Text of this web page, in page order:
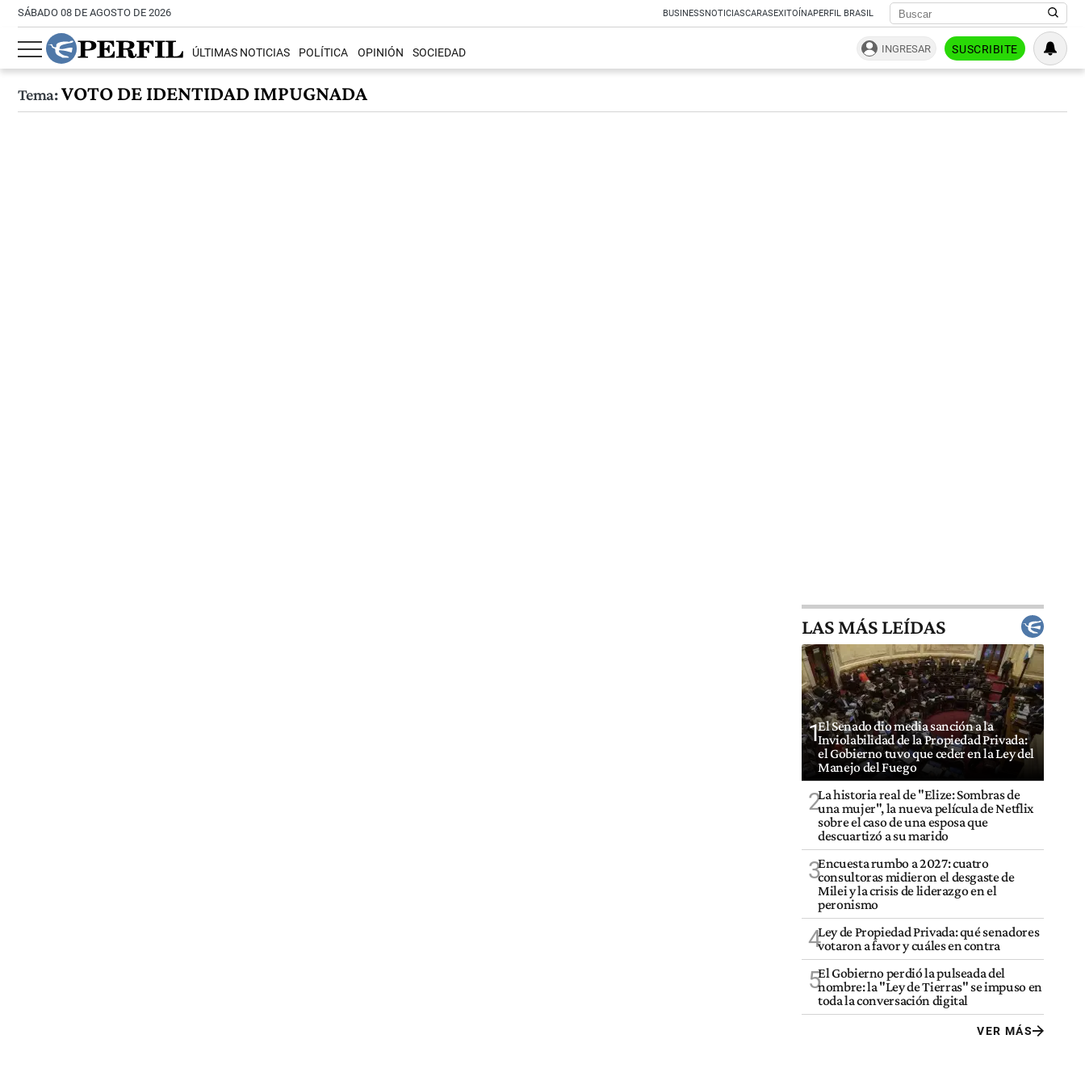
SÁBADO 08 DE AGOSTO DE 2026 BUSINESSNOTICIASCARASEXITOÍNAPERFIL BRASIL
ÚLTIMAS NOTICIAS POLÍTICA OPINIÓN SOCIEDAD INGRESAR SUSCRIBITE
Tema:VOTO DE IDENTIDAD IMPUGNADA
LAS MÁS LEÍDAS
1El Senado dio media sanción a la
Inviolabilidad de la Propiedad Privada:
el Gobierno tuvo que ceder en la Ley del
Manejo del Fuego
2La historia real de "Elize: Sombras de
una mujer", la nueva película de Netflix
sobre el caso de una esposa que
descuartizó a su marido
3Encuesta rumbo a 2027: cuatro
consultoras midieron el desgaste de
Milei y la crisis de liderazgo en el
peronismo
4Ley de Propiedad Privada: qué senadores
votaron a favor y cuáles en contra
5El Gobierno perdió la pulseada del
nombre: la "Ley de Tierras" se impuso en
toda la conversación digital
VER MÁS